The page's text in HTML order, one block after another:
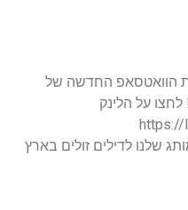
הוואטסאפ החדשה של
על הלינק
https://
שלנו לדילים זולים בארץ